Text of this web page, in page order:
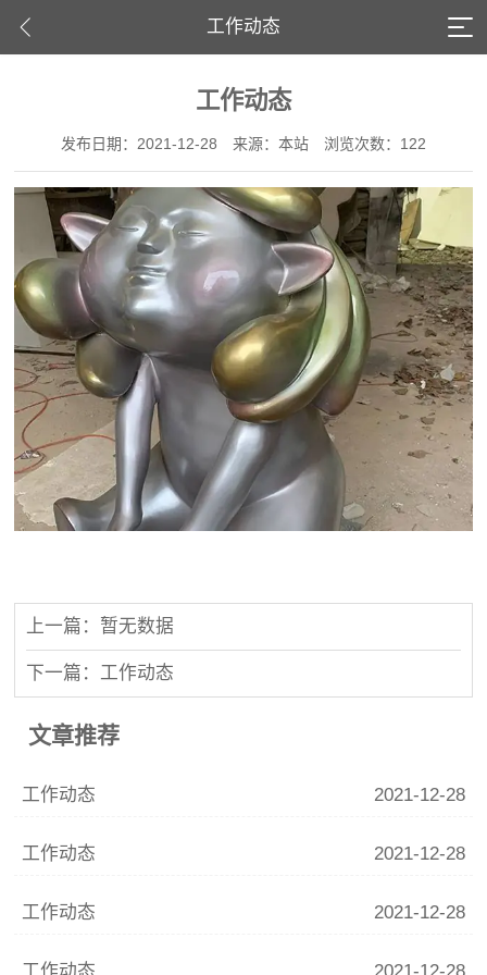
工作动态
工作动态
发布日期：2021-12-28 来源：本站 浏览次数：122
上一篇：暂无数据
下一篇：工作动态
文章推荐
工作动态 2021-12-28
工作动态 2021-12-28
工作动态 2021-12-28